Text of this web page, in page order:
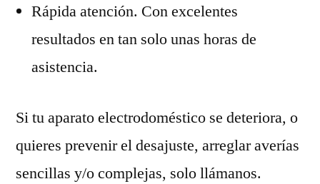
Rápida atención. Con excelentes
resultados en tan solo unas horas de
asistencia.
Si tu aparato electrodoméstico se deteriora, o
quieres prevenir el desajuste, arreglar averías
sencillas y/o complejas, solo llámanos.